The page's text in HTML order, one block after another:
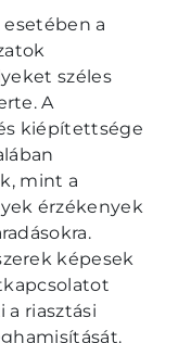
esetében a
széles
A
kiépítettsége
mint a
érzékenyek
képesek
riasztási